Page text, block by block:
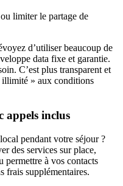
limiter le partage de
d’utiliser beaucoup de
data fixe et garantie.
C’est plus transparent et
» aux conditions
appels inclus
pendant votre séjour ?
des services sur place,
permettre à vos contacts
frais supplémentaires.